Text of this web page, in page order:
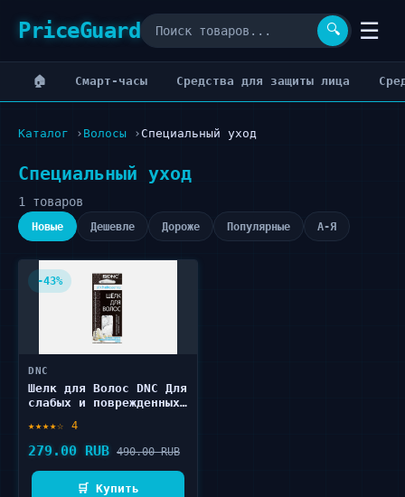
PriceGuard 🔍 ☰
🏠 Cмарт-часы Cредства для защиты лица
Каталог Волосы Специальный уход
Специальный уход
1 товаров
Новые Дешевле Дороже Популярные А-Я
-43%
DNC
Шелк для Волос DNC Для
слабых и поврежденных
★★★★☆ 4
279.00 RUB 490.00 RUB
🛒 Купить